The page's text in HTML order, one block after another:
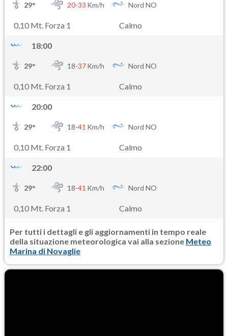
29° 20-33 Km/h Nord NO
0,10 Mt. Forza 1 Calmo
18:00
29° 18-37Km/h Nord NO
0,10 Mt. Forza 1 Calmo
20:00
29° 18-41 Km/h Nord NO
0,10 Mt. Forza 1 Calmo
22:00
29° 18-41 Km/h Nord NO
0,10 Mt. Forza 1 Calmo
Per tutti i dettagli e gli aggiornamenti in tempo reale
della situazione meteorologica vai alla sezione Meteo
Marina di Novaglie